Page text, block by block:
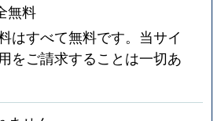
無料
はすべて無料です。当サイ
をご請求することは一切あ